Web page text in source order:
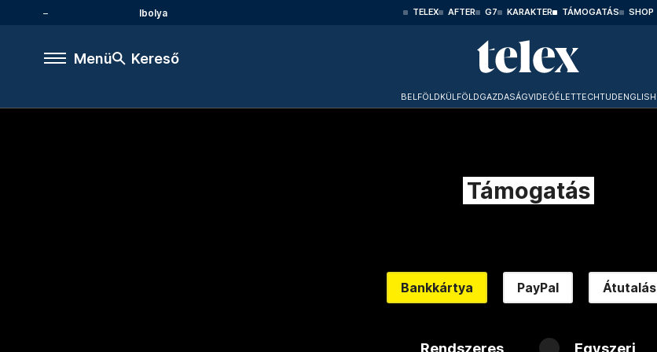
Ibolya TELEX AFTER G7 KARAKTER TÁMOGATÁS SHOP
Menü Kereső
BELFÖLDKÜLFÖLDGAZDASÁGVIDEÓÉLETTECHTUDENGLISH
Támogatás
Bankkártya PayPal Átutalás
Rendszeres Egyszeri